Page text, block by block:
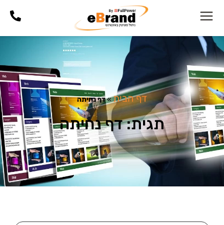
דף הבית»דף נחיתה
תגית: דף נחיתה